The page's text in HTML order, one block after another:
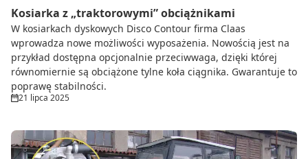
Kosiarka z „traktorowymi” obciążnikami
W kosiarkach dyskowych Disco Contour firma Claas
wprowadza nowe możliwości wyposażenia. Nowością jest na
przykład dostępna opcjonalnie przeciwwaga, dzięki której
równomiernie są obciążone tylne koła ciągnika. Gwarantuje to
poprawę stabilności.
21 lipca 2025